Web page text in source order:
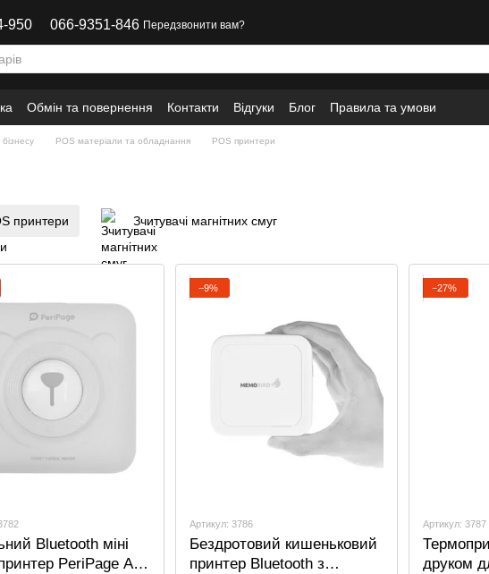
950 066-9351-846 Передзвонити вам?
Обмін та повернення Контакти Відгуки Блог Правила та умови
POS матеріали та обладнання POS принтери
принтери Зчитувачі магнітних смуг
Bluetooth міні
PeriPage A6,
−9%
Артикул: 3786
Бездротовий кишеньковий
принтер Bluetooth з
−27%
Артикул: 3787
друком